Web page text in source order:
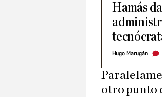
Hamás
Hugo Marugán
otro punto